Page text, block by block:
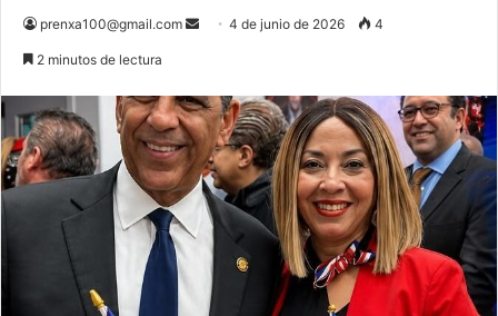
prenxa100@gmail.com
Send4 de junio de 2026 4
2 minutos de lectura